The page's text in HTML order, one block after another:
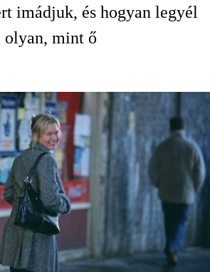
imádjuk, és hogyan legyél
olyan, mint ő